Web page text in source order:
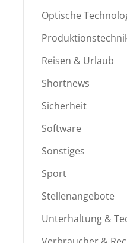
Optische
Reisen & Urlaub
Shortnews
Sicherheit
Software
Sonstiges
Sport
Stellenangebote
Unterhaltung &